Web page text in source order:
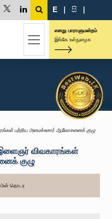
E | සි |
எனது பாராளுமன்றம்
இங்கே உள்நுழைக
பற்றிய அமைச்சுசார் ஆலோசனைக் குழு
விவகாரங்கள்
குழு
பின் தொடர